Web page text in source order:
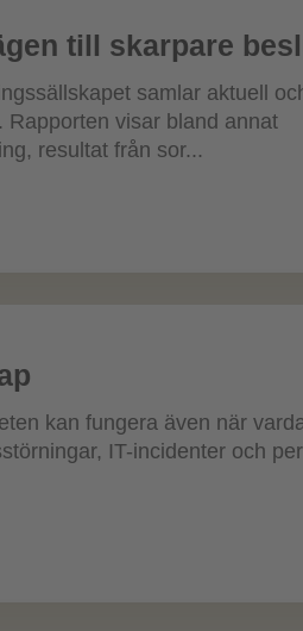
till skarpare
samlar aktuell
visar bland annat
resultat från sor...
kan fungera även när
IT-incidenter och